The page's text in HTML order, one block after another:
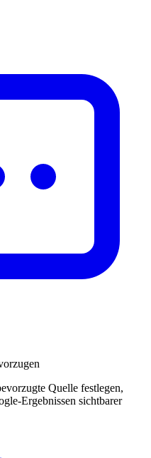
Quelle festlegen,
Ergebnissen sichtbarer